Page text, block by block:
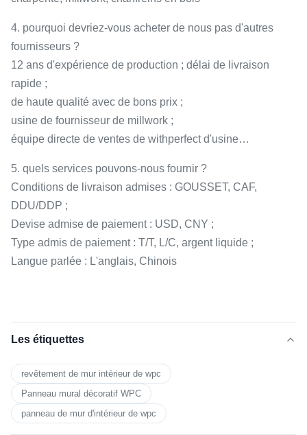
4. pourquoi devriez-vous acheter de nous pas d'autres
fournisseurs ?
12 ans d'expérience de production ; délai de livraison
rapide ;
de haute qualité avec de bons prix ;
usine de fournisseur de millwork ;
équipe directe de ventes de withperfect d'usine…
5. quels services pouvons-nous fournir ?
Conditions de livraison admises : GOUSSET, CAF,
DDU/DDP ;
Devise admise de paiement : USD, CNY ;
Type admis de paiement : T/T, L/C, argent liquide ;
Langue parlée : L'anglais, Chinois
Les étiquettes
revêtement de mur intérieur de wpc
Panneau mural décoratif WPC
panneau de mur d'intérieur de wpc